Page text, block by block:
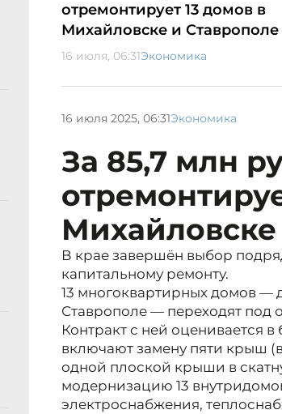
отремонтирует 13 домов в
Михайловске и Ставрополе
16 июля, 06:31Экономика
16 июля 2025, 06:31Экономика
За 85,7 млн
В крае завершён выбор
капитальному ремонту.
13 многоквартирных домов —
Ставрополе — переходят под
Контракт с ней оценивается
включают замену пяти крыш
одной плоской крыши в
модернизацию 13
электроснабжения,